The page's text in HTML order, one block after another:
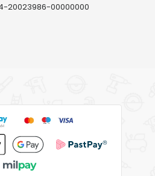
20023986-00000000